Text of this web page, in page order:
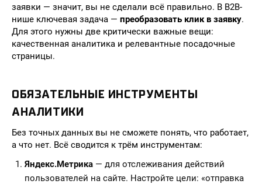
заявки — значит, вы не сделали всё правильно. В B2B-
нише ключевая задача — преобразовать клик в заявку.
Для этого нужны две критически важные вещи:
качественная аналитика и релевантные посадочные
страницы.
ОБЯЗАТЕЛЬНЫЕ ИНСТРУМЕНТЫ
АНАЛИТИКИ
Без точных данных вы не сможете понять, что работает,
а что нет. Всё сводится к трём инструментам:
Яндекс.Метрика — для отслеживания действий
пользователей на сайте. Настройте цели: «отправка